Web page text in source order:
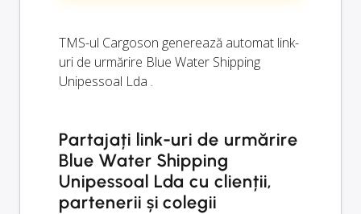
TMS-ul Cargoson generează automat link-
uri de urmărire Blue Water Shipping
Unipessoal Lda .
Partajați link-uri de urmărire
Blue Water Shipping
Unipessoal Lda cu clienții,
partenerii și colegii